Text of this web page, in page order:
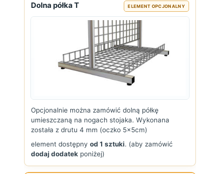
Dolna półka T ELEMENT OPCJONALNY
Opcjonalnie można zamówić dolną półkę
umieszczaną na nogach stojaka. Wykonana
została z drutu 4 mm (oczko 5x5cm)
element dostępny od 1 sztuki. (aby zamówić
dodaj dodatek poniżej)